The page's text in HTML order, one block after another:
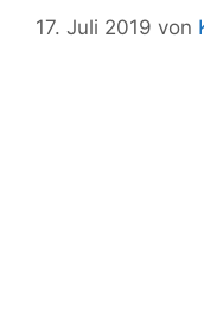
17. Juli 2019 von